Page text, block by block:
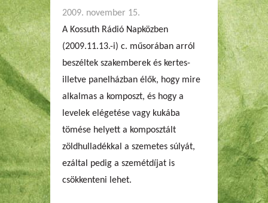
2009. november 15.
A Kossuth Rádió Napközben
(2009.11.13.-i) c. műsorában arról
beszéltek szakemberek és kertes-
illetve panelházban élők, hogy mire
alkalmas a komposzt, és hogy a
levelek elégetése vagy kukába
tömése helyett a komposztált
zöldhulladékkal a szemetes súlyát,
ezáltal pedig a szemétdíjat is
csökkenteni lehet.